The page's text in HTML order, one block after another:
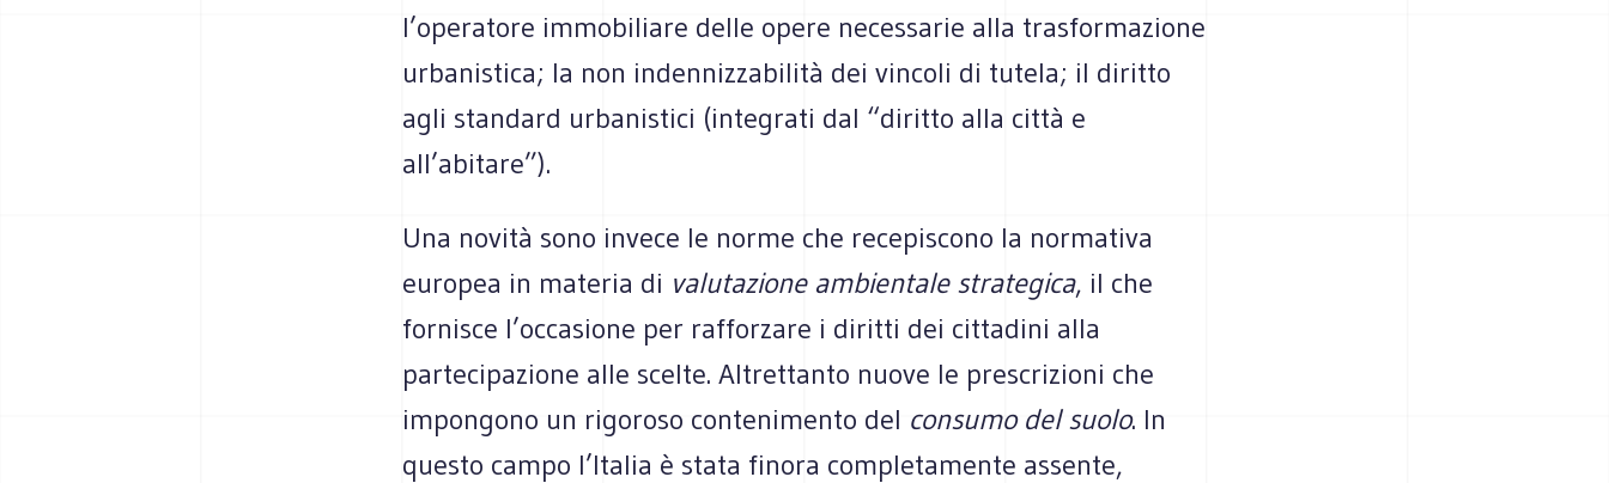
l’operatore immobiliare delle opere necessarie alla trasformazione
urbanistica; la non indennizzabilità dei vincoli di tutela; il diritto
agli standard urbanistici (integrati dal “diritto alla città e
all’abitare”).
Una novità sono invece le norme che recepiscono la normativa
europea in materia di valutazione ambientale strategica, il che
fornisce l’occasione per rafforzare i diritti dei cittadini alla
partecipazione alle scelte. Altrettanto nuove le prescrizioni che
impongono un rigoroso contenimento del consumo del suolo. In
questo campo l’Italia è stata finora completamente assente,